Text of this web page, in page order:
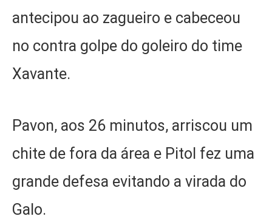
antecipou ao zagueiro e cabeceou
no contra golpe do goleiro do time
Xavante.
Pavon, aos 26 minutos, arriscou um
chite de fora da área e Pitol fez uma
grande defesa evitando a virada do
Galo.